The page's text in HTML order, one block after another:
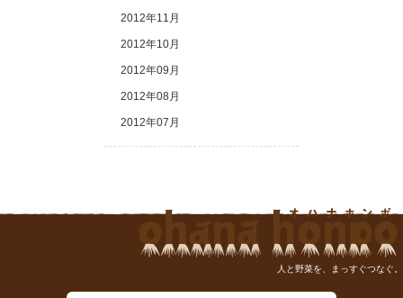
2012年11月
2012年10月
2012年09月
2012年08月
2012年07月
人と野菜を、まっすぐつなぐ。